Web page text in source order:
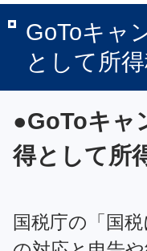
GoToキャ
として所
●GoToキャ
得として所
国税庁の「国